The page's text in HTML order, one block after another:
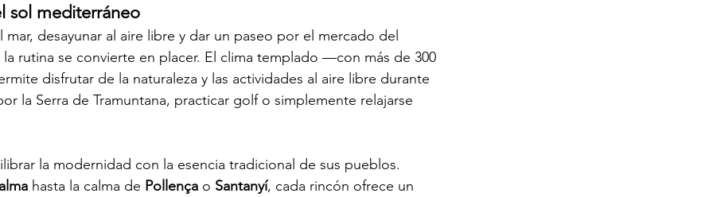
sol mediterráneo
mar, desayunar al aire libre y dar un paseo por el mercado del
rutina se convierte en placer. El clima templado —con más de 300
disfrutar de la naturaleza y las actividades al aire libre durante
la Serra de Tramuntana, practicar golf o simplemente relajarse
la modernidad con la esencia tradicional de sus pueblos.
hasta la calma de Pollença o Santanyí, cada rincón ofrece un